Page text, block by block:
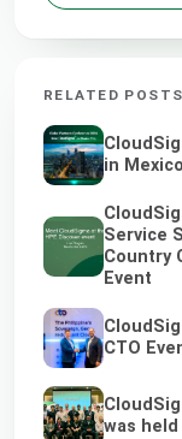
RELATED POSTS
in
Service
Country
Event
CTO
was